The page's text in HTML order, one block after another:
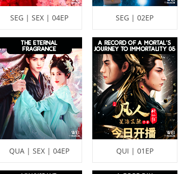
SEG | SEX | 04EP SEG | 02EP
QUA | SEX | 04EP QUI | 01EP